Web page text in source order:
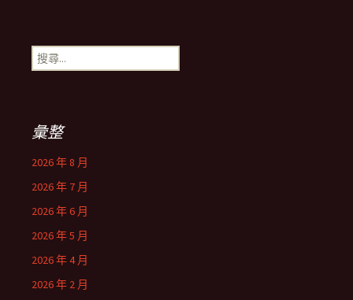
搜
尋
彙整
2026 年 8 月
2026 年 7 月
2026 年 6 月
2026 年 5 月
2026 年 4 月
2026 年 2 月